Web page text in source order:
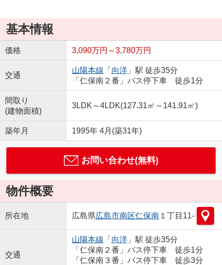
基本情報
価格 3,090万円～3,780万円
交通
山陽本線 「 向洋」駅 徒歩35分
「仁保南２番」バス停下車 徒歩1分
間取り
(建物面積)
3LDK～4LDK(127.31㎡～141.91㎡)
築年月 1995年 4月(築31年)
お問い合わせ(無料)
物件概要
所在地 広島県広島市南区仁保南１丁目11-
交通
山陽本線 「 向洋」駅 徒歩35分
「仁保南２番」バス停下車 徒歩1分
「仁保南３番」バス停下車 徒歩3分